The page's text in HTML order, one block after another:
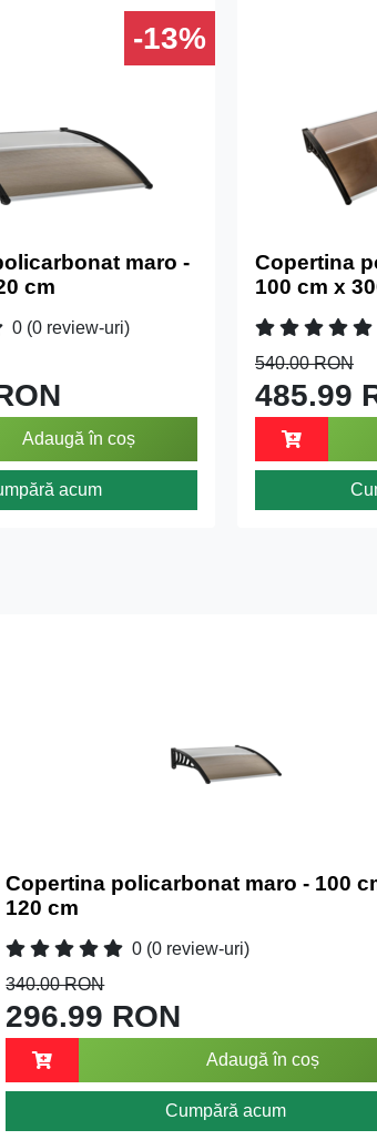
-13%
maro -
cm
0 (0 review-uri)
Adaugă în coș
acum
Copertina
100 cm x
540.00 RON
485.99
Copertina policarbonat maro - 100
120 cm
0 (0 review-uri)
340.00 RON
296.99 RON
Adaugă în coș
Cumpără acum